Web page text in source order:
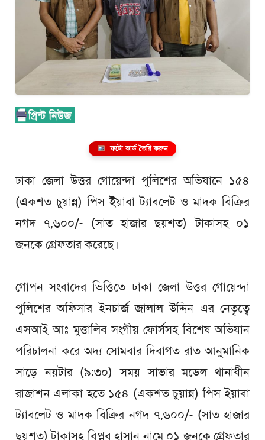
ফটো কার্ড তৈরি করুন
ঢাকা জেলা উত্তর গোয়েন্দা পুলিশের অভিযানে ১৫৪
(একশত চুয়ান্ন) পিস ইয়াবা ট্যাবলেট ও মাদক বিক্রির
নগদ ৭,৬০০/- (সাত হাজার ছয়শত) টাকাসহ ০১
জনকে গ্রেফতার করেছে।
গোপন সংবাদের ভিত্তিতে ঢাকা জেলা উত্তর গোয়েন্দা
পুলিশের অফিসার ইনচার্জ জালাল উদ্দিন এর নেতৃত্বে
এসআই আঃ মুত্তালিব সংগীয় ফোর্সসহ বিশেষ অভিযান
পরিচালনা করে অদ্য সোমবার দিবাগত রাত আনুমানিক
সাড়ে নয়টার (৯:৩০) সময় সাভার মডেল থানাধীন
রাজাশন এলাকা হতে ১৫৪ (একশত চুয়ান্ন) পিস ইয়াবা
ট্যাবলেট ও মাদক বিক্রির নগদ ৭,৬০০/- (সাত হাজার
ছয়শত) টাকাসহ বিপ্লব হাসান নামে ০১ জনকে গ্রেফতার